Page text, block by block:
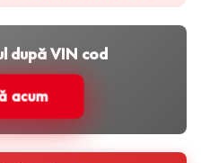
după VIN cod
acum